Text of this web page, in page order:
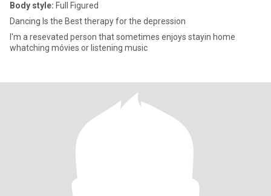
Body style: Full Figured
Dancing Is the Best therapy for the depression
I'm a resevated person that sometimes enjoys stayin home
whatching móvies or listening music